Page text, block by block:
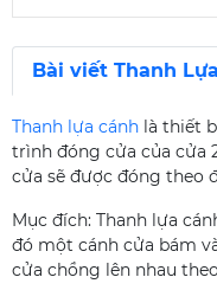
Bài viết Thanh
Thanh lựa cánh là thiết
trình đóng cửa của cửa
cửa sẽ được đóng theo
Mục đích: Thanh lựa
đó một cánh cửa bám
cửa chồng lên nhau